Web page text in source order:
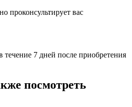
проконсультирует вас
7 дней после приобретения
посмотреть